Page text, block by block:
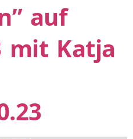
auf
mit Katja